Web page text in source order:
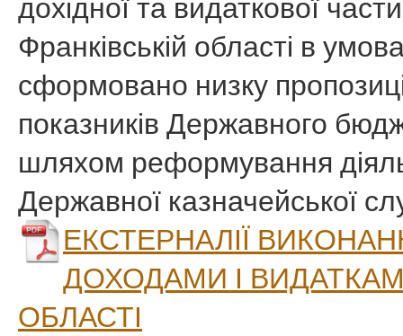
Франківській області в
сформовано низку
показників Державного
шляхом реформування
Державної казначейської
ЕКСТЕРНАЛІЇ
ДОХОДАМИ І
ОБЛАСТІ